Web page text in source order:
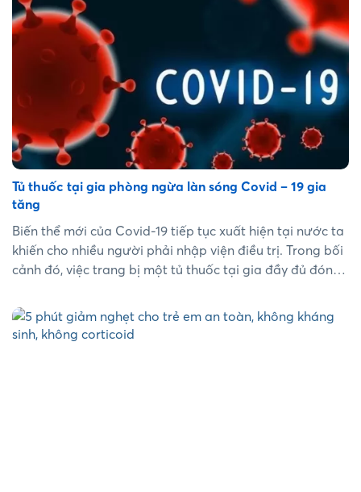
Tủ thuốc tại gia phòng ngừa làn sóng Covid – 19 gia
tăng
Biến thể mới của Covid-19 tiếp tục xuất hiện tại nước ta
khiến cho nhiều người phải nhập viện điều trị. Trong bối
cảnh đó, việc trang bị một tủ thuốc tại gia đầy đủ đóng
triệu chứng thông thường khi mắc Covid....